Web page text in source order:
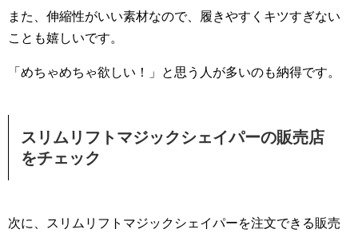
また、伸縮性がいい素材なので、履きやすくキツすぎない
ことも嬉しいです。
「めちゃめちゃ欲しい！」と思う人が多いのも納得です。
スリムリフトマジックシェイパーの販売店
をチェック
次に、スリムリフトマジックシェイパーを注文できる販売